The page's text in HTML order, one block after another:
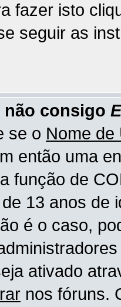
fazer isto
seguir as
não consigo
se o Nome de
então uma
função de
13 anos de
é o caso,
ativado
nos fóruns.